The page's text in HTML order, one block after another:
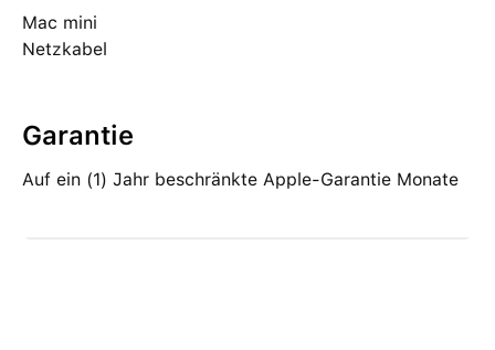
Mac mini
Netzkabel
Garantie
Auf ein (1) Jahr beschränkte Apple-Garantie Monate